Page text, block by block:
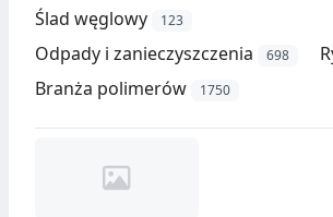
Ślad węglowy 123
Odpady i zanieczyszczenia 698
Branża polimerów 1750